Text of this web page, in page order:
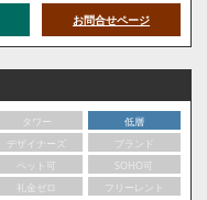
お問合せページ
タワー
低層
デザイナーズ
ブランド
ペット可
SOHO可
礼金ゼロ
フリーレント